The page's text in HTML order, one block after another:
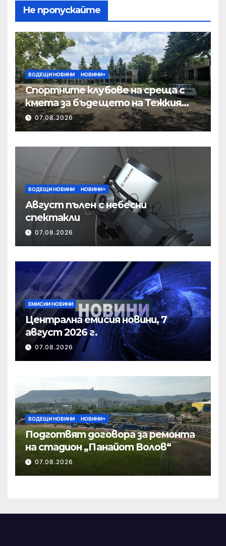
Не пропускайте
ВОДЕЩИ НОВИНИ НОВИНИ+
Спортните клубове на среща с
кмета за бъдещето на Тежкия
полк
07.08.2026
ВОДЕЩИ НОВИНИ НОВИНИ+
Август пълен с небесни
спектакли
07.08.2026
ЕМИСИИ НОВИНИ
Централна емисия новини, 7
август 2026 г.
07.08.2026
ВОДЕЩИ НОВИНИ НОВИНИ+
Подготвят договора за ремонта
на стадион „Панайот Волов“
07.08.2026